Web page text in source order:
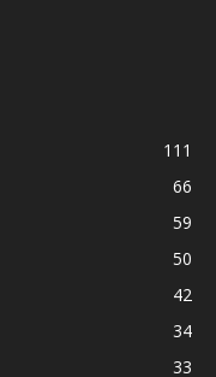
111
66
59
50
42
34
33